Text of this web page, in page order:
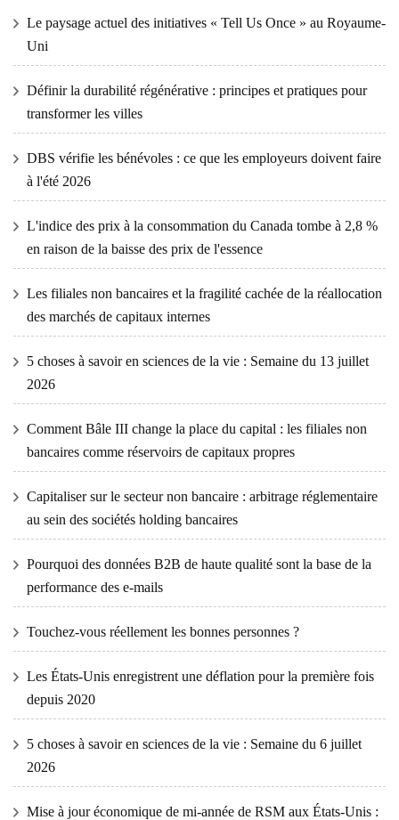
Le paysage actuel des initiatives « Tell Us Once » au Royaume-
Uni
Définir la durabilité régénérative : principes et pratiques pour
transformer les villes
DBS vérifie les bénévoles : ce que les employeurs doivent faire
à l'été 2026
L'indice des prix à la consommation du Canada tombe à 2,8 %
en raison de la baisse des prix de l'essence
Les filiales non bancaires et la fragilité cachée de la réallocation
des marchés de capitaux internes
5 choses à savoir en sciences de la vie : Semaine du 13 juillet
2026
Comment Bâle III change la place du capital : les filiales non
bancaires comme réservoirs de capitaux propres
Capitaliser sur le secteur non bancaire : arbitrage réglementaire
au sein des sociétés holding bancaires
Pourquoi des données B2B de haute qualité sont la base de la
performance des e-mails
Touchez-vous réellement les bonnes personnes ?
Les États-Unis enregistrent une déflation pour la première fois
depuis 2020
5 choses à savoir en sciences de la vie : Semaine du 6 juillet
2026
Mise à jour économique de mi-année de RSM aux États-Unis :